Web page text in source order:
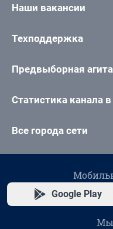
Наши вакансии
Техподдержка
Предвыборная
Статистика канала
Все города сети
Google Play
Мы